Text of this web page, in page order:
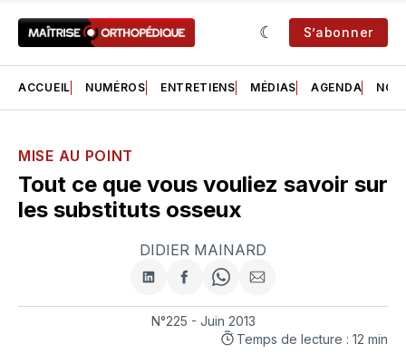
S’abonner
ACCUEIL NUMÉROS ENTRETIENS MÉDIAS AGENDA NOS
MISE AU POINT
Tout ce que vous vouliez savoir sur
les substituts osseux
DIDIER MAINARD
Partager
sur
LinkedIn
Partager
sur
Facebook
Share
on
WhatsApp
Partager
par
N°225 - Juin 2013
Temps de lecture : 12 min